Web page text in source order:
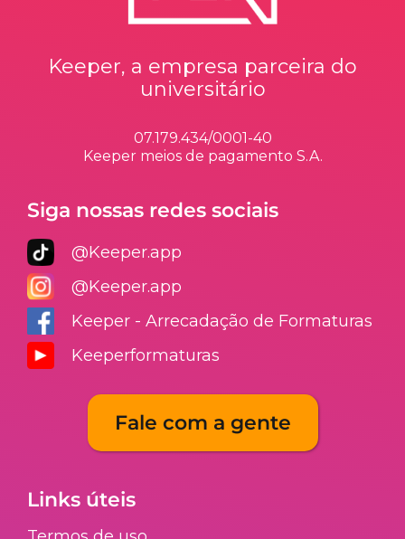
Keeper, a empresa parceira do
universitário
07.179.434/0001-40
Keeper meios de pagamento S.A.
Siga nossas redes sociais
@Keeper.app
@Keeper.app
Keeper - Arrecadação de Formaturas
Keeperformaturas
Fale com a gente
Links úteis